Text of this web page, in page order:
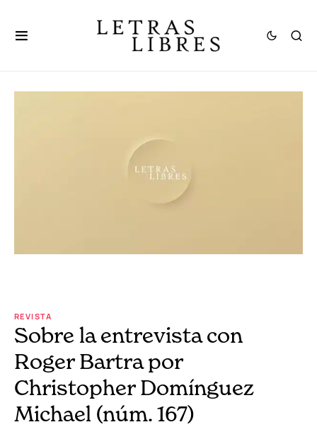
REVISTA
Sobre la entrevista con
Roger Bartra por
Christopher Domínguez
Michael (núm. 167)